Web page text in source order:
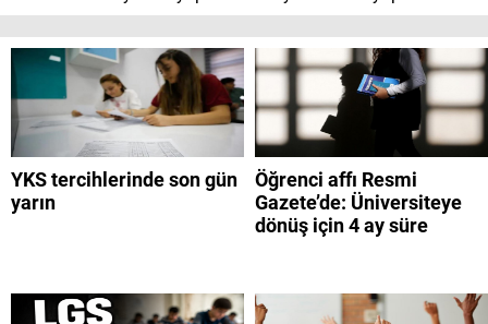
YKS tercihlerinde son gün
yarın
Öğrenci affı Resmi
Gazete’de: Üniversiteye
dönüş için 4 ay süre